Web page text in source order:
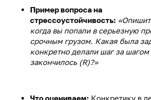
Пример вопроса на
стрессоустойчивость:
когда вы попали в серьезную
срочным грузом. Какая была
конкретно делали шаг за
закончилось (R)?»
Что оцениваем: Конкретику в